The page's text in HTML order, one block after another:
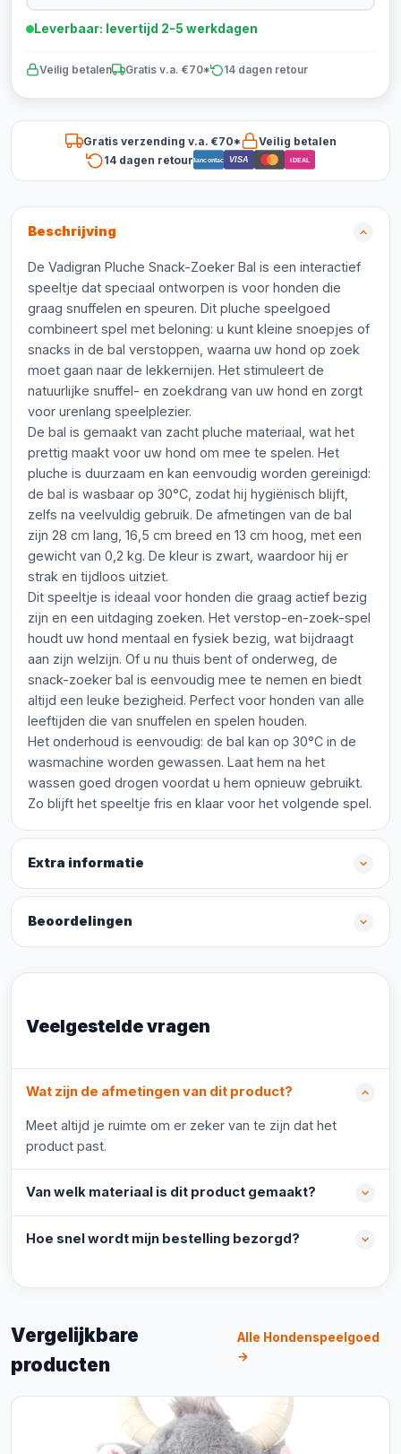
Leverbaar: levertijd 2-5 werkdagen
Veilig betalen Gratis v.a. €70* 14 dagen retour
Gratis verzending v.a. €70*
Veilig betalen
14 dagen retourBancontact VISA iDEAL
Beschrijving
De Vadigran Pluche Snack-Zoeker Bal is een interactief
speeltje dat speciaal ontworpen is voor honden die
graag snuffelen en speuren. Dit pluche speelgoed
combineert spel met beloning: u kunt kleine snoepjes of
snacks in de bal verstoppen, waarna uw hond op zoek
moet gaan naar de lekkernijen. Het stimuleert de
natuurlijke snuffel- en zoekdrang van uw hond en zorgt
voor urenlang speelplezier.
De bal is gemaakt van zacht pluche materiaal, wat het
prettig maakt voor uw hond om mee te spelen. Het
pluche is duurzaam en kan eenvoudig worden gereinigd:
de bal is wasbaar op 30°C, zodat hij hygiënisch blijft,
zelfs na veelvuldig gebruik. De afmetingen van de bal
zijn 28 cm lang, 16,5 cm breed en 13 cm hoog, met een
gewicht van 0,2 kg. De kleur is zwart, waardoor hij er
strak en tijdloos uitziet.
Dit speeltje is ideaal voor honden die graag actief bezig
zijn en een uitdaging zoeken. Het verstop-en-zoek-spel
houdt uw hond mentaal en fysiek bezig, wat bijdraagt
aan zijn welzijn. Of u nu thuis bent of onderweg, de
snack-zoeker bal is eenvoudig mee te nemen en biedt
altijd een leuke bezigheid. Perfect voor honden van alle
leeftijden die van snuffelen en spelen houden.
Het onderhoud is eenvoudig: de bal kan op 30°C in de
wasmachine worden gewassen. Laat hem na het
wassen goed drogen voordat u hem opnieuw gebruikt.
Zo blijft het speeltje fris en klaar voor het volgende spel.
Extra informatie
Beoordelingen
Veelgestelde vragen
Wat zijn de afmetingen van dit product?
Meet altijd je ruimte om er zeker van te zijn dat het
product past.
Van welk materiaal is dit product gemaakt?
Hoe snel wordt mijn bestelling bezorgd?
Vergelijkbare
producten
Alle Hondenspeelgoed
→